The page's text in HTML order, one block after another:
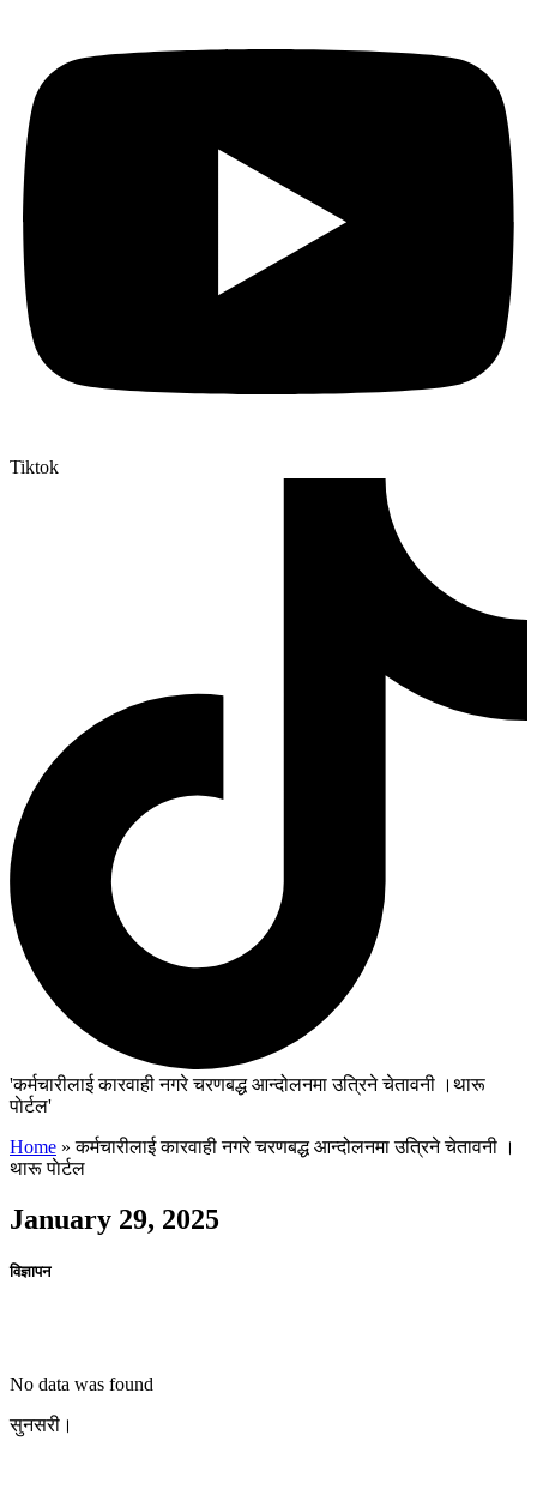
Tiktok
'कर्मचारीलाई कारवाही नगरे चरणबद्ध आन्दोलनमा उत्रिने चेतावनी ।थारू
पाेर्टल'
Home »कर्मचारीलाई कारवाही नगरे चरणबद्ध आन्दोलनमा उत्रिने चेतावनी ।
थारू पाेर्टल
January 29, 2025
विज्ञापन
No data was found
सुनसरी।